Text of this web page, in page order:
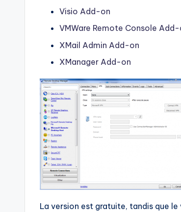
Visio Add-on
VMWare Remote Console
XMail Admin Add-on
XManager Add-on
La version est gratuite, tandis que